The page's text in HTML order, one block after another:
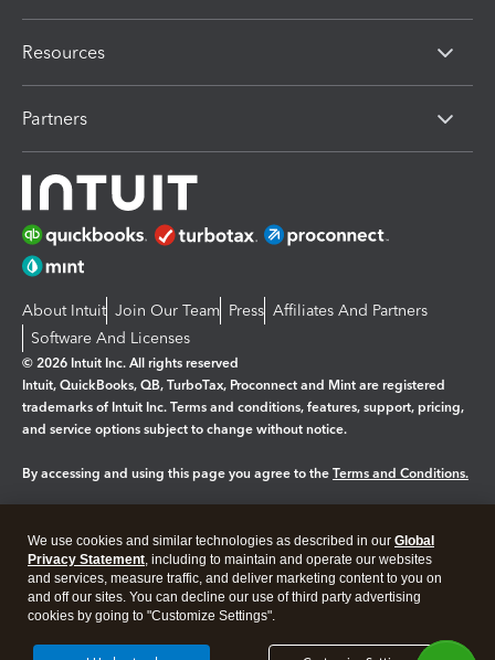
Resources
Partners
About Intuit Join Our Team Press Affiliates And Partners
Software And Licenses
© 2026 Intuit Inc. All rights reserved
Intuit, QuickBooks, QB, TurboTax, Proconnect and Mint are registered
trademarks of Intuit Inc. Terms and conditions, features, support, pricing,
and service options subject to change without notice.
By accessing and using this page you agree to the Terms and Conditions.
Legal Privacy Security
We use cookies and similar technologies as described in our Global
Privacy Statement, including to maintain and operate our websites
and services, measure traffic, and deliver marketing content to you on
and off our sites. You can decline our use of third party advertising
cookies by going to "Customize Settings".